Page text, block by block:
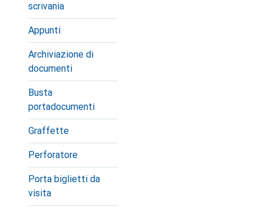
scrivania
Appunti
Archiviazione di
documenti
Busta
portadocumenti
Graffette
Perforatore
Porta biglietti da
visita